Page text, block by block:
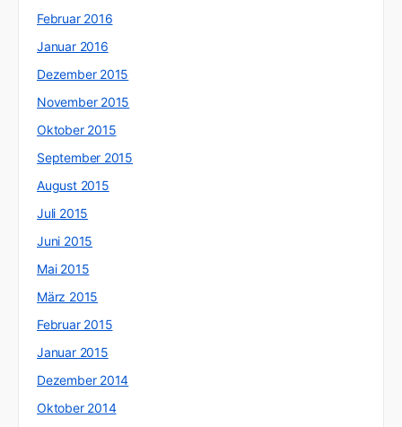
Februar 2016
Januar 2016
Dezember 2015
November 2015
Oktober 2015
September 2015
August 2015
Juli 2015
Juni 2015
Mai 2015
März 2015
Februar 2015
Januar 2015
Dezember 2014
Oktober 2014